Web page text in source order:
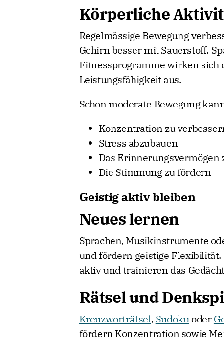
Körperliche
Regelmässige Bewegung
Gehirn besser mit Sauerstoff.
Fitnessprogramme wirken sich
Leistungsfähigkeit aus.
Schon moderate Bewegung
Konzentration zu
Stress abzubauen
Das Erinnerungsvermögen
Die Stimmung zu fördern
Geistig aktiv bleiben
Neues lernen
Sprachen, Musikinstrumente
und fördern geistige
aktiv und trainieren das
Rätsel und
Kreuzworträtsel, Sudokuoder
fördern Konzentration sowie